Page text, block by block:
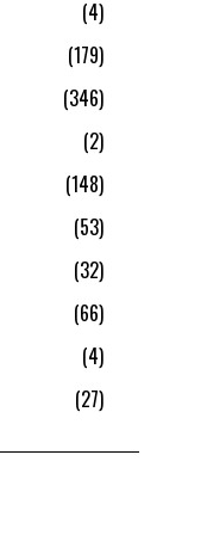
4
179
346
2
148
53
32
66
4
27